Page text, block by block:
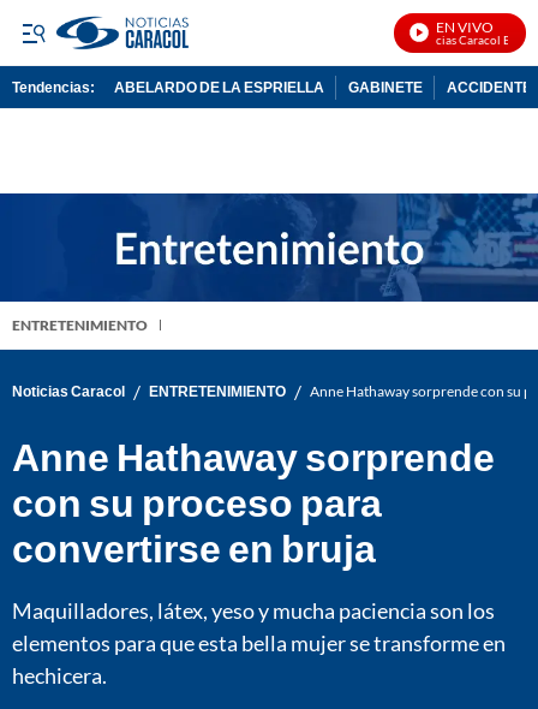
EN VIVO
Noticias Caracol En Vivo
Tendencias: ABELARDO DE LA ESPRIELLA GABINETE ACCIDENTE
ENTRETENIMIENTO
Noticias Caracol / ENTRETENIMIENTO / Anne Hathaway sorprende con su
Anne Hathaway sorprende
con su proceso para
convertirse en bruja
Maquilladores, látex, yeso y mucha paciencia son los
elementos para que esta bella mujer se transforme en
hechicera.